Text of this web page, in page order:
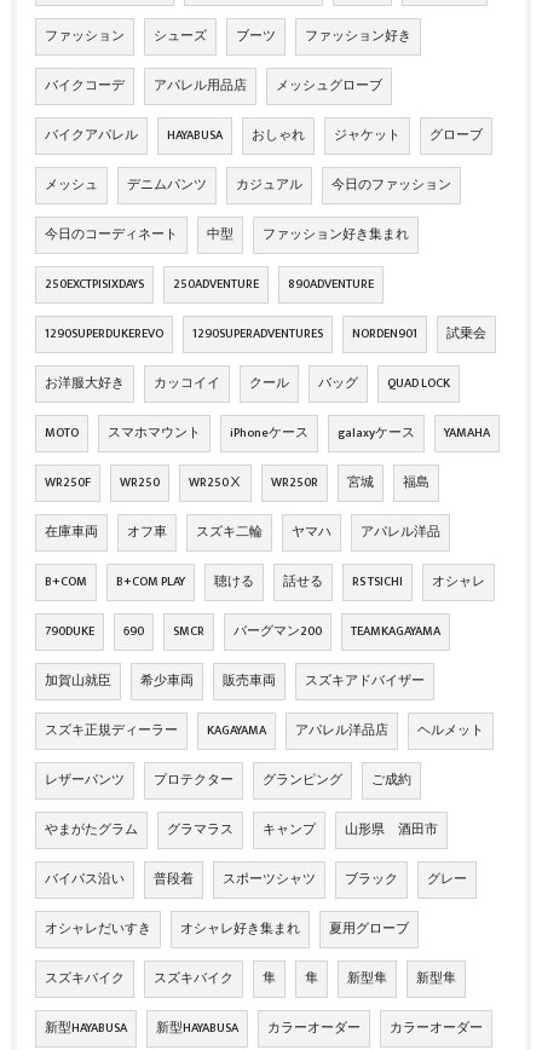
ファッション シューズ ブーツ ファッション好き
バイクコーデ アパレル用品店 メッシュグローブ
バイクアパレル HAYABUSA おしゃれ ジャケット グローブ
メッシュ デニムパンツ カジュアル 今日のファッション
今日のコーディネート 中型 ファッション好き集まれ
250EXCTPISIXDAYS 250ADVENTURE 890ADVENTURE
1290SUPERDUKEREVO 1290SUPERADVENTURES NORDEN901 試乗会
お洋服大好き カッコイイ クール バッグ QUAD LOCK
MOTO スマホマウント iPhoneケース galaxyケース YAMAHA
WR250F WR250 WR250Ⅹ WR250R 宮城 福島
在庫車両 オフ車 スズキ二輪 ヤマハ アパレル洋品
B+COM B+COM PLAY 聴ける 話せる RS TSICHI オシャレ
790DUKE 690 SMCR バーグマン200 TEAMKAGAYAMA
加賀山就臣 希少車両 販売車両 スズキアドバイザー
スズキ正規ディーラー KAGAYAMA アパレル洋品店 ヘルメット
レザーパンツ プロテクター グランピング ご成約
やまがたグラム グラマラス キャンプ 山形県 酒田市
バイパス沿い 普段着 スポーツシャツ ブラック グレー
オシャレだいすき オシャレ好き集まれ 夏用グローブ
スズキバイク スズキバイク 隼 隼 新型隼 新型隼
新型HAYABUSA 新型HAYABUSA カラーオーダー カラーオーダー